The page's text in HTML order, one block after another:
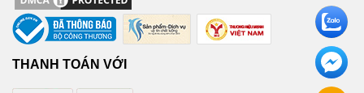
THANH TOÁN VỚI